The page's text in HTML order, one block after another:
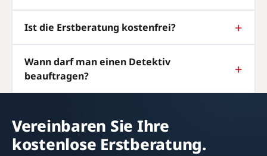
Ist die Erstberatung kostenfrei?
Wann darf man einen Detektiv
beauftragen?
Vereinbaren Sie Ihre
kostenlose Erstberatung.